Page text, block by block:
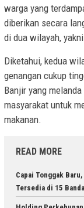
warga yang
diberikan secara
di dua wilayah,
Diketahui, kedua
genangan cukup
Banjir yang
masyarakat untuk
makanan.
READ MORE
Capai Tonggak
Tersedia di 15